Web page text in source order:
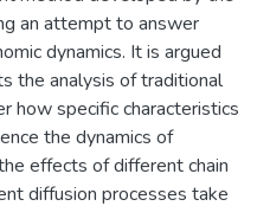
an attempt to answer
dynamics. It is argued
the analysis of traditional
how specific characteristics
the dynamics of
effects of different chain
diffusion processes take